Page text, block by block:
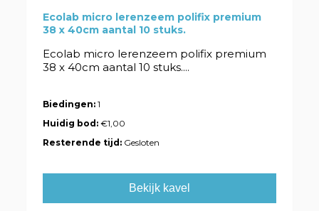
Ecolab micro lerenzeem polifix premium
38 x 40cm aantal 10 stuks.
Ecolab micro lerenzeem polifix premium
38 x 40cm aantal 10 stuks....
Biedingen: 1
Huidig bod:€1,00
Resterende tijd: Gesloten
Bekijk kavel